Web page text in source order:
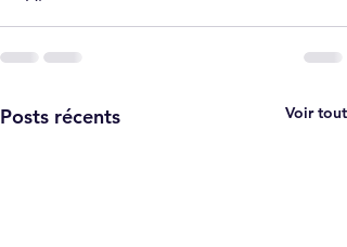
Posts récents Voir tout